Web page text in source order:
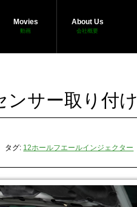
Movies
動画
About Us
会社概要
ンサー取り付け
タグ: 12ホールフエールインジェクター